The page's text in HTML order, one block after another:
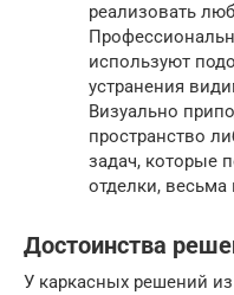
реализовать
используют
устранения
Визуально
пространство
задач, которые
отделки, весьма
Достоинства
У каркасных решений